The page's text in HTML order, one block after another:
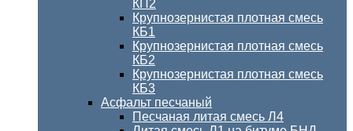
КП2
Крупнозернистая плотная смесь
КБ1
Крупнозернистая плотная смесь
КБ2
Крупнозернистая плотная смесь
КБ3
Асфальт песчаный
Песчаная литая смесь Л4